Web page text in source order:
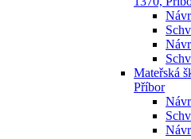
Mateřská
Příbor